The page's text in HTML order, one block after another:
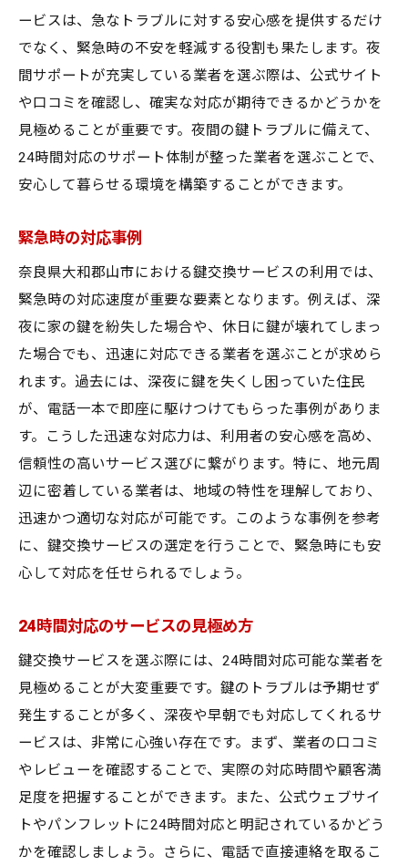
ービスは、急なトラブルに対する安心感を提供するだけ
でなく、緊急時の不安を軽減する役割も果たします。夜
間サポートが充実している業者を選ぶ際は、公式サイト
や口コミを確認し、確実な対応が期待できるかどうかを
見極めることが重要です。夜間の鍵トラブルに備えて、
24時間対応のサポート体制が整った業者を選ぶことで、
安心して暮らせる環境を構築することができます。
緊急時の対応事例
奈良県大和郡山市における鍵交換サービスの利用では、
緊急時の対応速度が重要な要素となります。例えば、深
夜に家の鍵を紛失した場合や、休日に鍵が壊れてしまっ
た場合でも、迅速に対応できる業者を選ぶことが求めら
れます。過去には、深夜に鍵を失くし困っていた住民
が、電話一本で即座に駆けつけてもらった事例がありま
す。こうした迅速な対応力は、利用者の安心感を高め、
信頼性の高いサービス選びに繋がります。特に、地元周
辺に密着している業者は、地域の特性を理解しており、
迅速かつ適切な対応が可能です。このような事例を参考
に、鍵交換サービスの選定を行うことで、緊急時にも安
心して対応を任せられるでしょう。
24時間対応のサービスの見極め方
鍵交換サービスを選ぶ際には、24時間対応可能な業者を
見極めることが大変重要です。鍵のトラブルは予期せず
発生することが多く、深夜や早朝でも対応してくれるサ
ービスは、非常に心強い存在です。まず、業者の口コミ
やレビューを確認することで、実際の対応時間や顧客満
足度を把握することができます。また、公式ウェブサイ
トやパンフレットに24時間対応と明記されているかどう
かを確認しましょう。さらに、電話で直接連絡を取るこ